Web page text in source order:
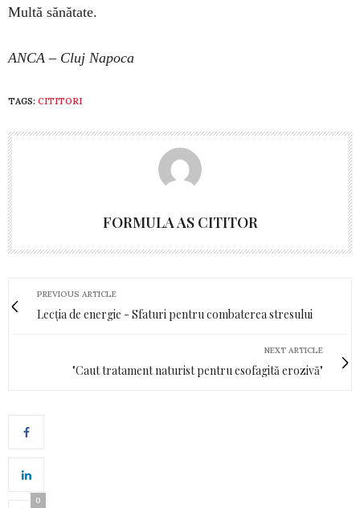
Multă sănătate.
ANCA – Cluj Napoca
TAGS: CITITORI
FORMULA AS CITITOR
PREVIOUS ARTICLE
Lecția de energie - Sfaturi pentru combaterea stresului
NEXT ARTICLE
"Caut tratament naturist pentru esofagită erozivă"
0